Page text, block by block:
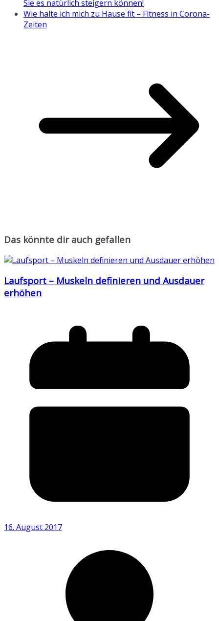
Sie es natürlich steigern können!
Wie halte ich mich zu Hause fit – Fitness in Corona-
Zeiten
Das könnte dir auch gefallen
Laufsport – Muskeln definieren und Ausdauer
erhöhen
16. August 2017